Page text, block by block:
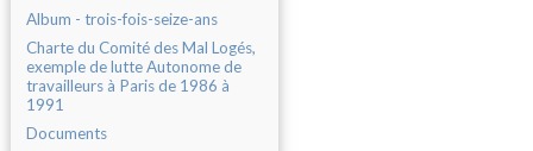
Album - trois-fois-seize-ans
Charte du Comité des Mal Logés,
exemple de lutte Autonome de
travailleurs à Paris de 1986 à
1991
Documents